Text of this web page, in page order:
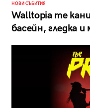
НОВИ СЪБИТИЯ
Walltopia те
басейн, гледка